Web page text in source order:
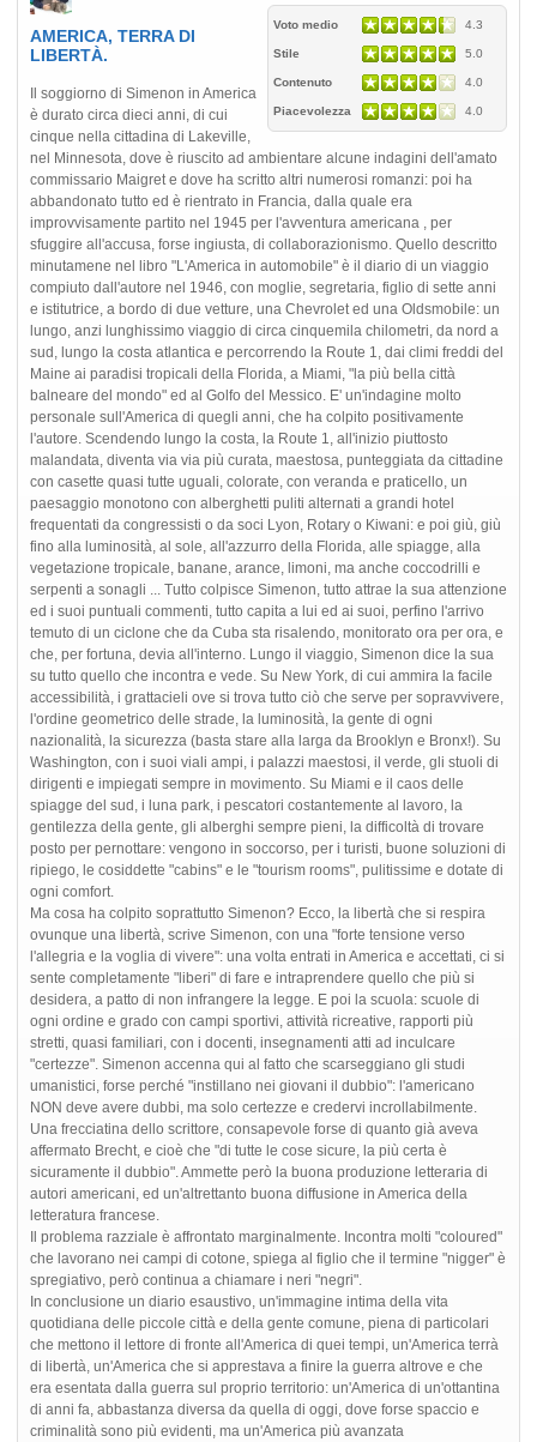
Voto medio 4.3
Stile 5.0
Contenuto 4.0
Piacevolezza 4.0
AMERICA, TERRA DI
LIBERTÀ.
Il soggiorno di Simenon in America
è durato circa dieci anni, di cui
cinque nella cittadina di Lakeville,
nel Minnesota, dove è riuscito ad ambientare alcune indagini dell'amato
commissario Maigret e dove ha scritto altri numerosi romanzi: poi ha
abbandonato tutto ed è rientrato in Francia, dalla quale era
improvvisamente partito nel 1945 per l'avventura americana , per
sfuggire all'accusa, forse ingiusta, di collaborazionismo. Quello descritto
minutamene nel libro "L'America in automobile" è il diario di un viaggio
compiuto dall'autore nel 1946, con moglie, segretaria, figlio di sette anni
e istitutrice, a bordo di due vetture, una Chevrolet ed una Oldsmobile: un
lungo, anzi lunghissimo viaggio di circa cinquemila chilometri, da nord a
sud, lungo la costa atlantica e percorrendo la Route 1, dai climi freddi del
Maine ai paradisi tropicali della Florida, a Miami, "la più bella città
balneare del mondo" ed al Golfo del Messico. E' un'indagine molto
personale sull'America di quegli anni, che ha colpito positivamente
l'autore. Scendendo lungo la costa, la Route 1, all'inizio piuttosto
malandata, diventa via via più curata, maestosa, punteggiata da cittadine
con casette quasi tutte uguali, colorate, con veranda e praticello, un
paesaggio monotono con alberghetti puliti alternati a grandi hotel
frequentati da congressisti o da soci Lyon, Rotary o Kiwani: e poi giù, giù
fino alla luminosità, al sole, all'azzurro della Florida, alle spiagge, alla
vegetazione tropicale, banane, arance, limoni, ma anche coccodrilli e
serpenti a sonagli ... Tutto colpisce Simenon, tutto attrae la sua attenzione
ed i suoi puntuali commenti, tutto capita a lui ed ai suoi, perfino l'arrivo
temuto di un ciclone che da Cuba sta risalendo, monitorato ora per ora, e
che, per fortuna, devia all'interno. Lungo il viaggio, Simenon dice la sua
su tutto quello che incontra e vede. Su New York, di cui ammira la facile
accessibilità, i grattacieli ove si trova tutto ciò che serve per sopravvivere,
l'ordine geometrico delle strade, la luminosità, la gente di ogni
nazionalità, la sicurezza (basta stare alla larga da Brooklyn e Bronx!). Su
Washington, con i suoi viali ampi, i palazzi maestosi, il verde, gli stuoli di
dirigenti e impiegati sempre in movimento. Su Miami e il caos delle
spiagge del sud, i luna park, i pescatori costantemente al lavoro, la
gentilezza della gente, gli alberghi sempre pieni, la difficoltà di trovare
posto per pernottare: vengono in soccorso, per i turisti, buone soluzioni di
ripiego, le cosiddette "cabins" e le "tourism rooms", pulitissime e dotate di
ogni comfort.
Ma cosa ha colpito soprattutto Simenon? Ecco, la libertà che si respira
ovunque una libertà, scrive Simenon, con una "forte tensione verso
l'allegria e la voglia di vivere": una volta entrati in America e accettati, ci si
sente completamente "liberi" di fare e intraprendere quello che più si
desidera, a patto di non infrangere la legge. E poi la scuola: scuole di
ogni ordine e grado con campi sportivi, attività ricreative, rapporti più
stretti, quasi familiari, con i docenti, insegnamenti atti ad inculcare
"certezze". Simenon accenna qui al fatto che scarseggiano gli studi
umanistici, forse perché "instillano nei giovani il dubbio": l'americano
NON deve avere dubbi, ma solo certezze e credervi incrollabilmente.
Una frecciatina dello scrittore, consapevole forse di quanto già aveva
affermato Brecht, e cioè che "di tutte le cose sicure, la più certa è
sicuramente il dubbio". Ammette però la buona produzione letteraria di
autori americani, ed un'altrettanto buona diffusione in America della
letteratura francese.
Il problema razziale è affrontato marginalmente. Incontra molti "coloured"
che lavorano nei campi di cotone, spiega al figlio che il termine "nigger" è
spregiativo, però continua a chiamare i neri "negri".
In conclusione un diario esaustivo, un'immagine intima della vita
quotidiana delle piccole città e della gente comune, piena di particolari
che mettono il lettore di fronte all'America di quei tempi, un'America terrà
di libertà, un'America che si apprestava a finire la guerra altrove e che
era esentata dalla guerra sul proprio territorio: un'America di un'ottantina
di anni fa, abbastanza diversa da quella di oggi, dove forse spaccio e
criminalità sono più evidenti, ma un'America più avanzata